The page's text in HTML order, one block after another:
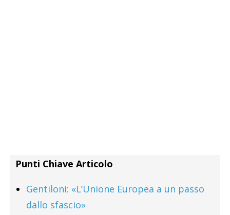
Punti Chiave Articolo
Gentiloni: «L’Unione Europea a un passo
dallo sfascio»